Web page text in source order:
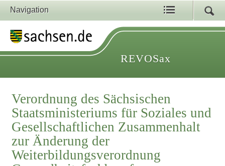
Navigation
REVOSax
Verordnung des Sächsischen
Staatsministeriums für Soziales und
Gesellschaftlichen Zusammenhalt
zur Änderung der
Weiterbildungsverordnung